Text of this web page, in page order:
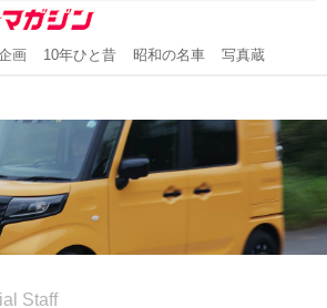
画 10年ひと昔 昭和の名車 写真蔵
Staff